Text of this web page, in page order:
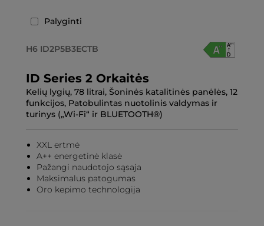
Palyginti
H6 ID2P5B3ECTB
ID Series 2 Orkaitės
Kelių lygių, 78 litrai, Šoninės katalitinės panėlės, 12
funkcijos, Patobulintas nuotolinis valdymas ir
turinys („Wi-Fi“ ir BLUETOOTH®)
XXL ertmė
A++ energetinė klasė
Pažangi naudotojo sąsaja
Maksimalus patogumas
Oro kepimo technologija